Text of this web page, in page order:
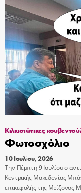
Κιλκισιώτικες
Φωτοσχόλιο
10 Ιουλίου, 2026
Την Πέμπτη 9 Ιουλίου ο
Κεντρικής Μακεδονίας
επικεφαλής της Μείζονος